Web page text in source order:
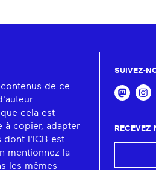
de ce
cela est
à copier, adapter
dont l'ICB est
mentionnez la
les mêmes
SUIVEZ-
RECEVEZ